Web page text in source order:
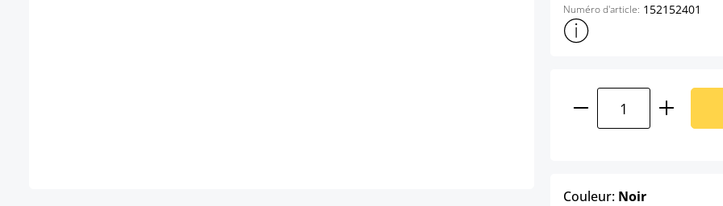
Numéro d'article: 152152401
Afficher plus d'informations
Quantité de
Couleur: Noirselect